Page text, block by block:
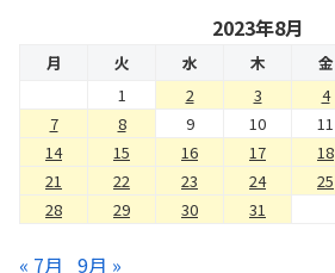
2023年8月
月 火 水 木 金
1
2 3 4
7
8 9 10 11
14
15 16 17 18
21
22 23 24 25
28
29 30 31
« 7月 9月 »